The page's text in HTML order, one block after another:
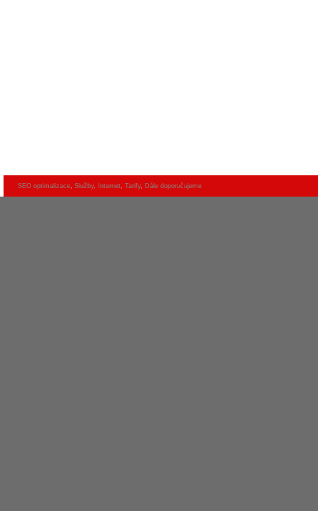
SEO optimalizace, Služby, Internet, Tarify, Dále doporučujeme